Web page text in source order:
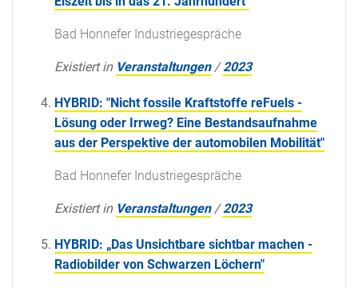
Bad Honnefer Industriegespräche
Existiert in Veranstaltungen /2023
HYBRID: "Nicht fossile Kraftstoffe reFuels -
Lösung oder Irrweg? Eine Bestandsaufnahme
aus der Perspektive der automobilen Mobilität"
Bad Honnefer Industriegespräche
Existiert in Veranstaltungen /2023
HYBRID: „Das Unsichtbare sichtbar machen -
Radiobilder von Schwarzen Löchern"